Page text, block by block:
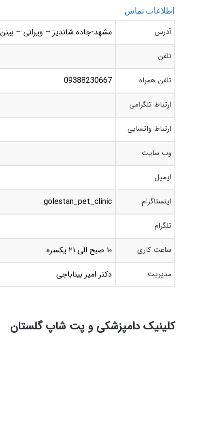
اطلاعات تماس
آدرس مشهد-جاده شاندیز – ویرانی – بینن ویرانی 18 و 20 –
تلفن
تلفن همراه 09388230667
ارتباط تلگرامی
ارتباط واتساپی
وب سایت
ایمیل
اینستاگرام golestan_pet_clinic
تلگرام
ساعت کاری ۱۰ صبح الی ۲۱ یکسره
مدیریت دکتر امیر بیناباجی
کلینیک دامپزشکی و پت شاپ گلستان